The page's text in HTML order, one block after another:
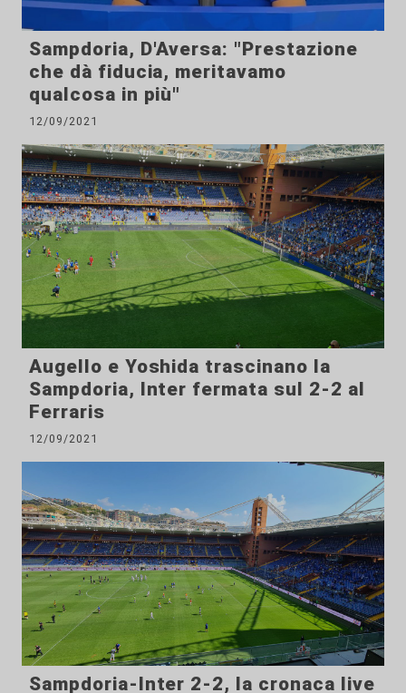
Sampdoria, D'Aversa: "Prestazione
che dà fiducia, meritavamo
qualcosa in più"
12/09/2021
Augello e Yoshida trascinano la
Sampdoria, Inter fermata sul 2-2 al
Ferraris
12/09/2021
Sampdoria-Inter 2-2, la cronaca live